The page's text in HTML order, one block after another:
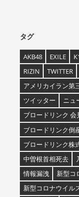
タグ
AKB48 EXILE
RIZIN
TWITTER
アメリカイラン第
ツイッター
ニュ
ブロードリンク 会
ブロードリンク倒
ブロードリンク株
中曽根首相死去
情報漏洩
新型コ
新型コロナウイル